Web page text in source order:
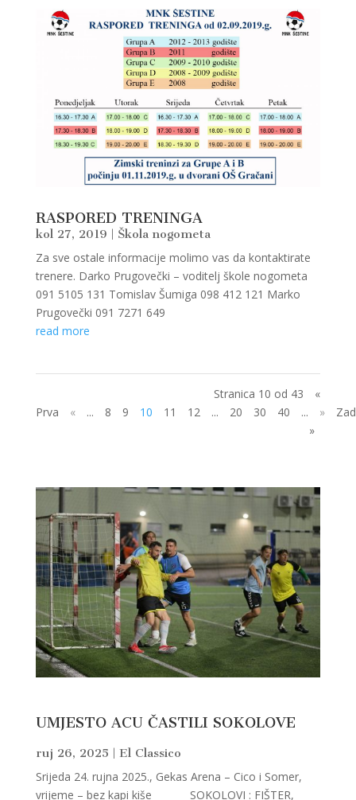
RASPORED TRENINGA
kol 27, 2019 Škola nogometa
Za sve ostale informacije molimo vas da kontaktirate
trenere. Darko Prugovečki – voditelj škole nogometa
091 5105 131 Tomislav Šumiga 098 412 121 Marko
Prugovečki 091 7271 649
read more
Stranica 10 od 43
«
Prva
« ... 8 9 10 11 12 ... 20 30 40 ... »
»
UMJESTO ACU ČASTILI SOKOLOVE
ruj 26, 2025 | El Classico
Srijeda 24. rujna 2025., Gekas Arena – Cico i Somer,
vrijeme – bez kapi kiše SOKOLOVI : FIŠTER,